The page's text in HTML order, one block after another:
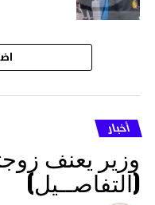
أخبار
وزير يعنف
(التفاصــيل)